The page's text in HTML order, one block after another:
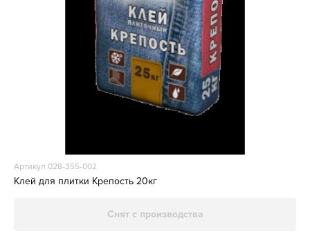
Артикул 028-355-002
Клей для плитки Крепость 20кг
Снят с производства